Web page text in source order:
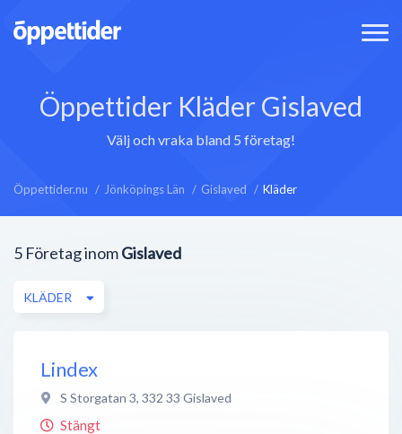
Öppettider Kläder Gislaved
Välj och vraka bland 5 företag!
Öppettider.nu Jönköpings Län Gislaved Kläder
5 Företag inomGislaved
KLÄDER
Lindex
S Storgatan 3, 332 33 Gislaved
Stängt